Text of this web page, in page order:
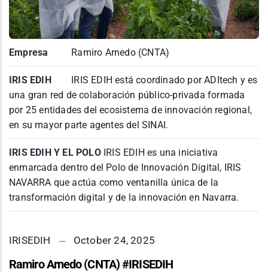
Empresa Ramiro Arnedo (CNTA)
IRIS EDIH
IRIS EDIH está coordinado por ADItech y es
una gran red de colaboración público-privada formada
por 25 entidades del ecosistema de innovación regional,
en su mayor parte agentes del SINAI.
IRIS EDIH Y EL POLOIRIS EDIH es una iniciativa
enmarcada dentro del Polo de Innovación Digital, IRIS
NAVARRA que actúa como ventanilla única de la
transformación digital y de la innovación en Navarra.
IRISEDIH October 24, 2025
Ramiro Arnedo (CNTA) #IRISEDIH